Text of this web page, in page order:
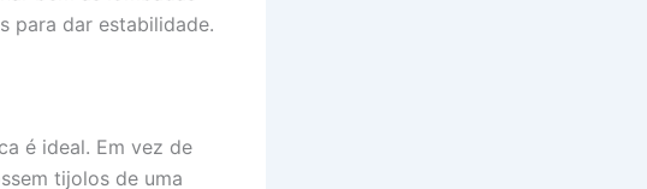
para dar estabilidade.
é ideal. Em vez de
tijolos de uma